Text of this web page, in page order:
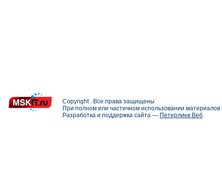
Copyright . Все права защищены
При полном или частичном использовании
Разработка и поддержка сайта — Петерлинк Веб